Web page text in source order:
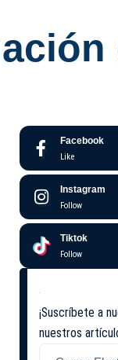
Facebook
Like
Instagram
Follow
Tiktok
Follow
¡Suscríbete a
nuestros